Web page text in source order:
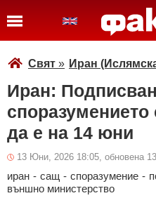
Свят » Иран
Иран:
да е на 14 юни
13 Юни, 2026 18:05, обновена
иран - сащ - споразумение -
външно министерство